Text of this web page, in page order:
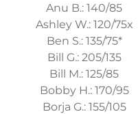
Anu B.: 140/85
Ashley W.: 120/75x
Ben S.: 135/75*
Bill G.: 205/135
Bill M.: 125/85
Bobby H.: 170/95
Borja G.: 155/105